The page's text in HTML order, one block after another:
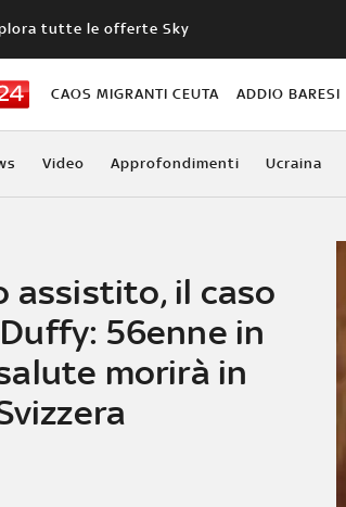
tutte le offerte Sky
CAOS MIGRANTI CEUTA ADDIO BARESI
Video Approfondimenti Ucraina
assistito, il caso
56enne in
morirà in